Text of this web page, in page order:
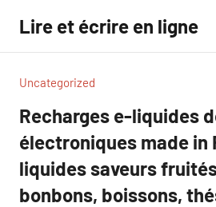
contenu
Lire et écrire en ligne
Uncategorized
Recharges e-liquides
électroniques made in
liquides saveurs
bonbons, boissons,